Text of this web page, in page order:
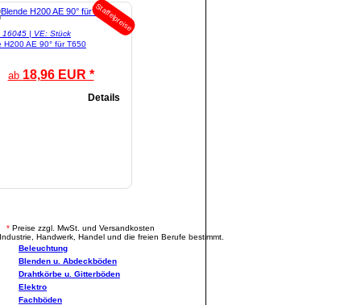
Staffelpreise
16045 | VE: Stück
H200 AE 90° für T650
ab 18,96 EUR *
Details
* Preise zzgl. MwSt. und Versandkosten
Handwerk, Handel und die freien Berufe bestimmt.
Beleuchtung
Blenden u. Abdeckböden
Drahtkörbe u. Gitterböden
Elektro
Fachböden